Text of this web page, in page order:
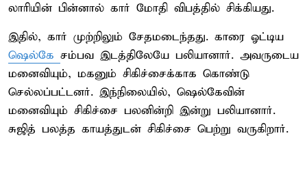
லாரியின் பின்னால் கார் மோதி விபத்தில் சிக்கியது.
இதில், கார் முற்றிலும் சேதமடைந்தது. காரை ஓட்டிய
ஷெல்கே சம்பவ இடத்திலேயே பலியானார். அவருடைய
மனைவியும், மகனும் சிகிச்சைக்காக கொண்டு
செல்லப்பட்டனர். இந்நிலையில், ஷெல்கேவின்
மனைவியும் சிகிச்சை பலனின்றி இன்று பலியானார்.
சுஜித் பலத்த காயத்துடன் சிகிச்சை பெற்று வருகிறார்.